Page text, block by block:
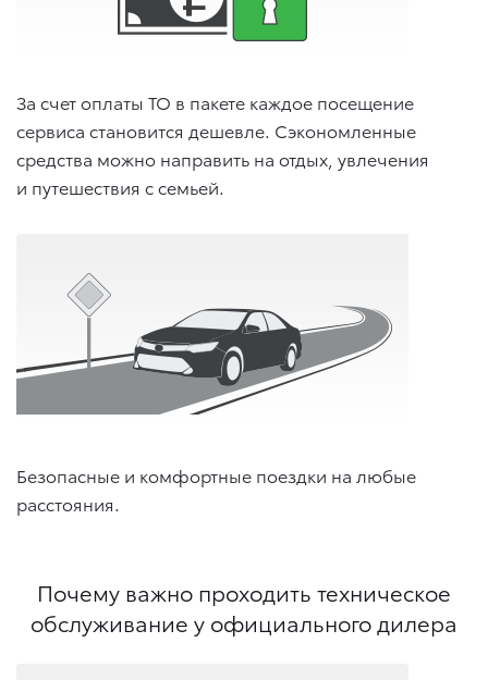
За счет оплаты ТО в пакете каждое посещение
сервиса становится дешевле. Сэкономленные
средства можно направить на отдых, увлечения
и путешествия с семьей.
Безопасные и комфортные поездки на любые
расстояния.
Почему важно проходить техническое
обслуживание у официального дилера